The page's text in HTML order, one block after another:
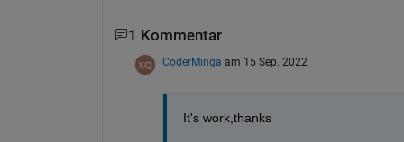
1 Kommentar
CoderMinga am 15 Sep. 2022
It's work,thanks